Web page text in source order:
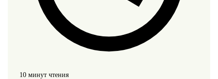
10 минут чтения